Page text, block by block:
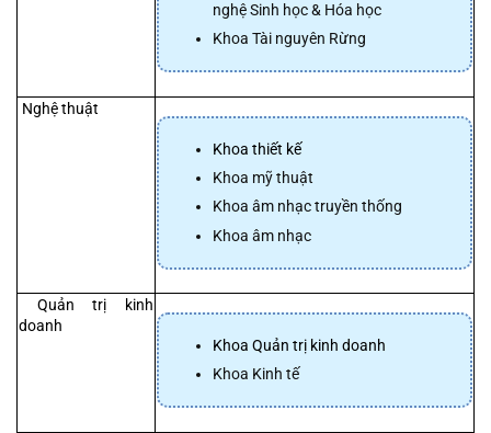
nghệ Sinh học & Hóa học
Khoa Tài nguyên Rừng
Nghệ thuật
Khoa thiết kế
Khoa mỹ thuật
Khoa âm nhạc truyền thống
Khoa âm nhạc
doanh
Khoa Quản trị kinh doanh
Khoa Kinh tế